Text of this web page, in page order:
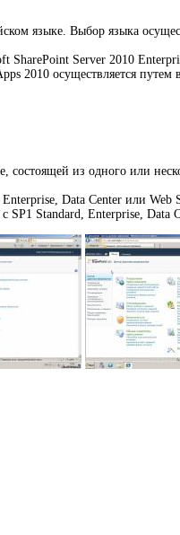
языке. Выбор языка
Server 2010
2010 осуществляется путем
из одного или
Data Center или Web
Standard, Enterprise, Data